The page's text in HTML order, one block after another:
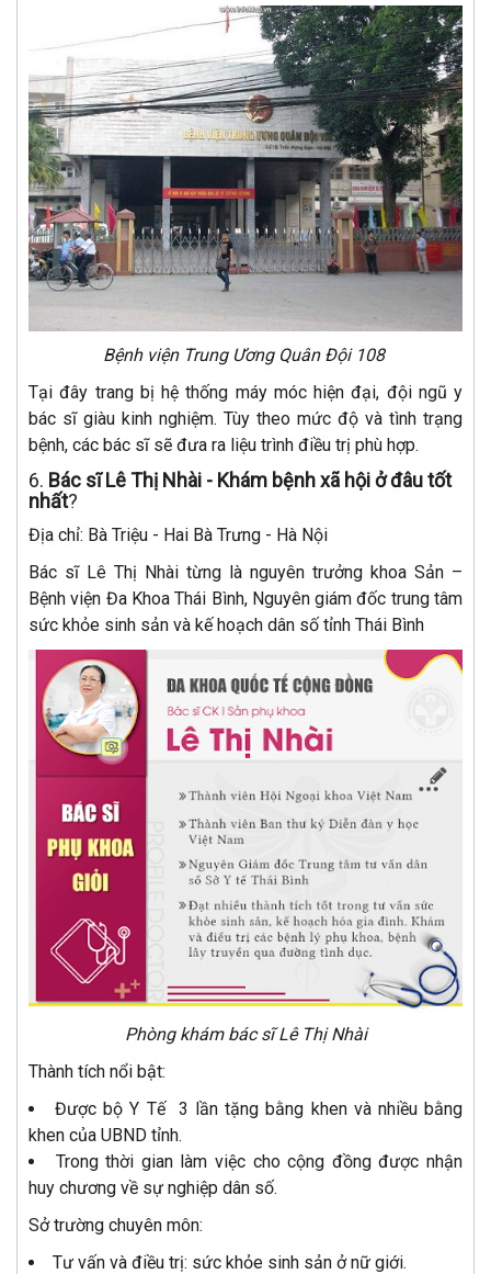
Bệnh viện Trung Ương Quân Đội 108
Tại đây trang bị hệ thống máy móc hiện đại, đội ngũ y
bác sĩ giàu kinh nghiệm. Tùy theo mức độ và tình trạng
bệnh, các bác sĩ sẽ đưa ra liệu trình điều trị phù hợp.
6. Bác sĩ Lê Thị Nhài - Khám bệnh xã hội ở đâu tốt
nhất?
Địa chỉ: Bà Triệu - Hai Bà Trưng - Hà Nội
Bác sĩ Lê Thị Nhài từng là nguyên trưởng khoa Sản –
Bệnh viện Đa Khoa Thái Bình, Nguyên giám đốc trung tâm
sức khỏe sinh sản và kế hoạch dân số tỉnh Thái Bình
Phòng khám bác sĩ Lê Thị Nhài
Thành tích nổi bật:
Được bộ Y Tế 3 lần tặng bằng khen và nhiều bằng
khen của UBND tỉnh.
Trong thời gian làm việc cho cộng đồng được nhận
huy chương về sự nghiệp dân số.
Sở trường chuyên môn:
Tư vấn và điều trị: sức khỏe sinh sản ở nữ giới.